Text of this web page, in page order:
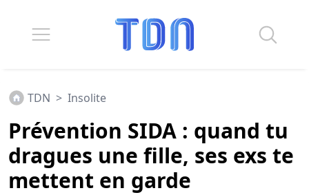
TDN > Insolite
Prévention SIDA : quand tu
dragues une fille, ses exs te
mettent en garde